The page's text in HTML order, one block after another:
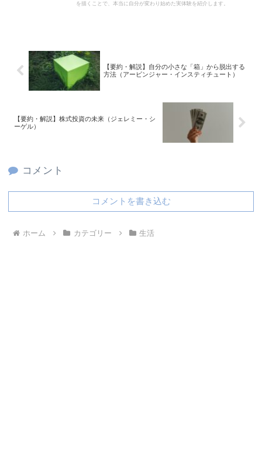
を描くことで、本当に自分が変わり始めた実体験を紹介します。
【要約・解説】自分の小さな「箱」から脱出する
方法（アービンジャー・インスティチュート）
【要約・解説】株式投資の未来（ジェレミー・シ
ーゲル）
コメント
コメントを書き込む
ホーム カテゴリー 生活